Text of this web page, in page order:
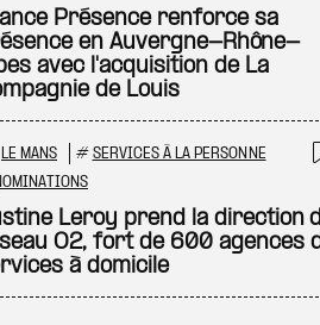
Présence renforce sa
en Auvergne-Rhône-
avec l'acquisition de La
de Louis
LE MANS # SERVICES À LA PERSONNE
Leroy prend la direction
O2, fort de 600 agences
à domicile